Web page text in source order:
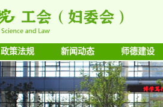
政策法规 新闻动态 师德建设